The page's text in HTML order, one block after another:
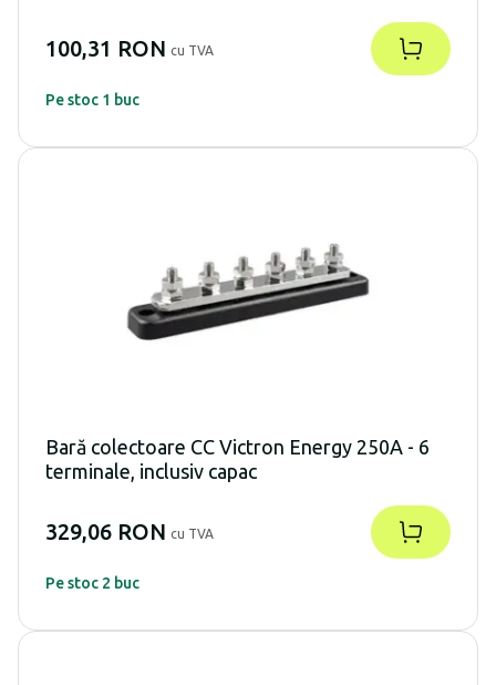
100,31 RON cu TVA
Pe stoc 1 buc
Bară colectoare CC Victron Energy 250A - 6
terminale, inclusiv capac
329,06 RON cu TVA
Pe stoc 2 buc